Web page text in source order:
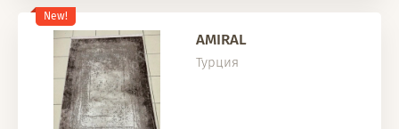
New!
AMIRAL
Турция